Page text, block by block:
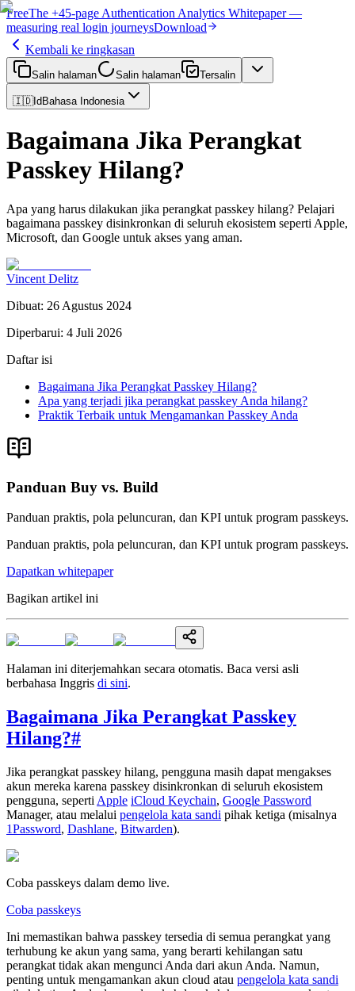
FreeThe +45-page Authentication Analytics Whitepaper —
measuring real login journeysDownload
Kembali ke ringkasan
Salin halaman Salin halaman Tersalin
🇮🇩Id Bahasa Indonesia
Bagaimana Jika Perangkat
Passkey Hilang?
Apa yang harus dilakukan jika perangkat passkey hilang? Pelajari
bagaimana passkey disinkronkan di seluruh ekosistem seperti Apple,
Microsoft, dan Google untuk akses yang aman.
Vincent Delitz
Dibuat: 26 Agustus 2024
Diperbarui: 4 Juli 2026
Daftar isi
Bagaimana Jika Perangkat Passkey Hilang?
Apa yang terjadi jika perangkat passkey Anda hilang?
Praktik Terbaik untuk Mengamankan Passkey Anda
Panduan Buy vs. Build
Panduan praktis, pola peluncuran, dan KPI untuk program passkeys.
Panduan praktis, pola peluncuran, dan KPI untuk program passkeys.
Dapatkan whitepaper
Bagikan artikel ini
Halaman ini diterjemahkan secara otomatis. Baca versi asli
berbahasa Inggris di sini.
Bagaimana Jika Perangkat Passkey
Hilang?#
Jika perangkat passkey hilang, pengguna masih dapat mengakses
akun mereka karena passkey disinkronkan di seluruh ekosistem
pengguna, seperti Apple iCloud Keychain, Google Password
Manager, atau melalui pengelola kata sandi pihak ketiga (misalnya
1Password, Dashlane, Bitwarden).
Coba passkeys dalam demo live.
Coba passkeys
Ini memastikan bahwa passkey tersedia di semua perangkat yang
terhubung ke akun yang sama, yang berarti kehilangan satu
perangkat tidak akan mengunci Anda dari akun Anda. Namun,
penting untuk mengamankan akun cloud atau pengelola kata sandi